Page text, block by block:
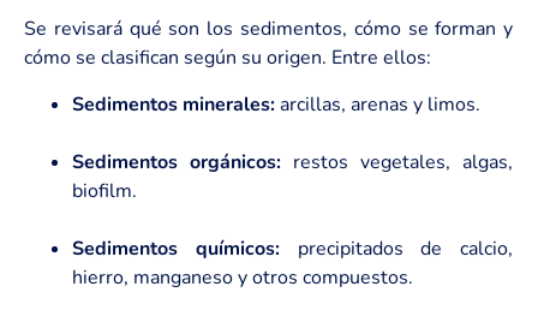
Se revisará qué son los sedimentos, cómo se forman y
cómo se clasifican según su origen. Entre ellos:
Sedimentos minerales:arcillas, arenas y limos.
Sedimentos orgánicos: restos vegetales, algas,
biofilm.
Sedimentos químicos:precipitados de calcio,
hierro, manganeso y otros compuestos.